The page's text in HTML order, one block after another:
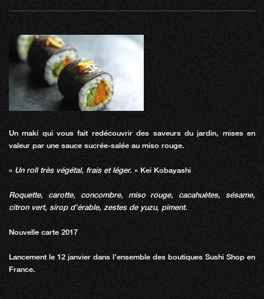
Un maki qui vous fait redécouvrir des saveurs du jardin, mises en
valeur par une sauce sucrée-salée au miso rouge.
«Un roll très végétal, frais et léger.» Kei Kobayashi
Roquette, carotte, concombre, miso rouge, cacahuètes, sésame,
citron vert, sirop d’érable, zestes de yuzu, piment.
Nouvelle carte 2017
Lancement le 12 janvier dans l’ensemble des boutiques Sushi Shop en
France.